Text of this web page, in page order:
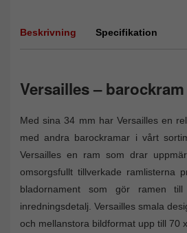
Beskrivning Specifikation
Versailles – barockram
Med sina 34 mm har Versailles en
med andra barockramar i vårt
Versailles en ram som drar
omsorgsfullt tillverkade ramlisterna
bladornament som gör ramen
inredningsdetalj. Versailles smala
och mellanstora bildformat upp till 70